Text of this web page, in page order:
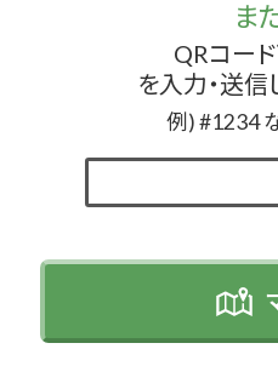
ま
QRコー
を入力・送信
例) #1234